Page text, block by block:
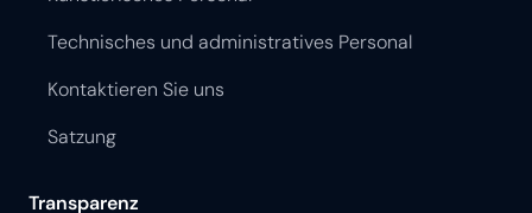
La Fondazione
Wer sind wir
Künstlerisches Personal